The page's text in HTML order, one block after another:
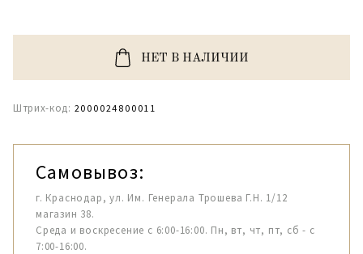
НЕТ В НАЛИЧИИ
Штрих-код: 2000024800011
Самовывоз:
г. Краснодар, ул. Им. Генерала Трошева Г.Н. 1/12
магазин 38.
Среда и воскресение с 6:00-16:00. Пн, вт, чт, пт, сб - с
7:00-16:00.